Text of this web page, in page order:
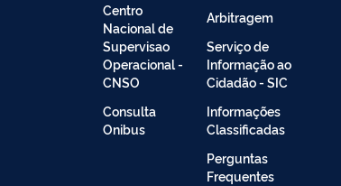
Centro
Nacional de
Supervisao
Operacional -
CNSO
Consulta
Onibus
Arbitragem
Serviço de
Informação ao
Cidadão - SIC
Informações
Classificadas
Perguntas
Frequentes